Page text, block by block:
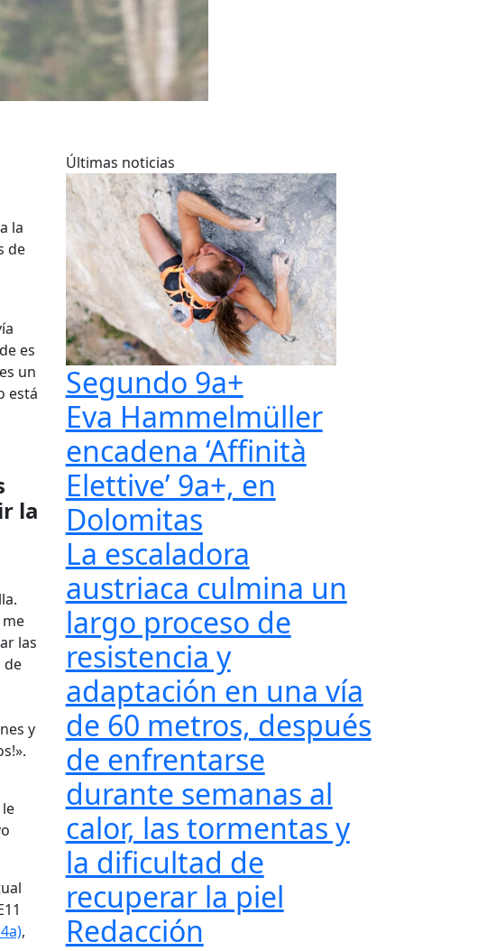
la
de
es
es un
está
la
las
de
y
,
Últimas noticias
Segundo 9a+
Eva Hammelmüller
encadena ‘Affinità
Elettive’ 9a+, en
Dolomitas
La escaladora
austriaca culmina un
largo proceso de
resistencia y
adaptación en una vía
de 60 metros, después
de enfrentarse
durante semanas al
calor, las tormentas y
la dificultad de
recuperar la piel
Redacción